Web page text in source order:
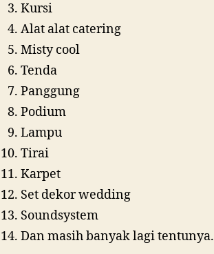
Kursi
Alat alat catering
Misty cool
Tenda
Panggung
Podium
Lampu
Tirai
Karpet
Set dekor wedding
Soundsystem
Dan masih banyak lagi tentunya.